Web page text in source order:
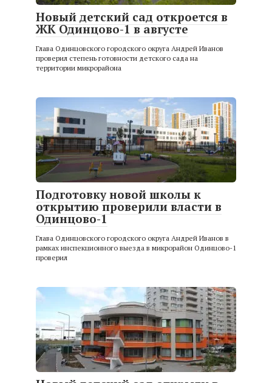
Новый детский сад откроется в
ЖК Одинцово-1 в августе
Глава Одинцовского городского округа Андрей Иванов
проверил степень готовности детского сада на
территории микрорайона
Подготовку новой школы к
открытию проверили власти в
Одинцово-1
Глава Одинцовского городского округа Андрей Иванов в
рамках инспекционного выезда в микрорайон Одинцово-1
проверил